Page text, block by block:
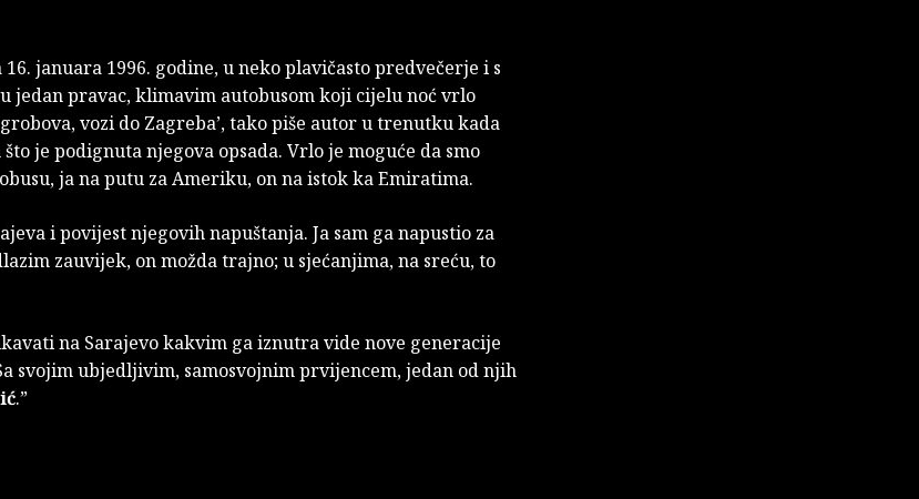
januara 1996. godine, u neko plavičasto predvečerje i s
jedan pravac, klimavim autobusom koji cijelu noć vrlo
vozi do Zagreba’, tako piše autor u trenutku kada
je podignuta njegova opsada. Vrlo je moguće da smo
ja na putu za Ameriku, on na istok ka Emiratima.
i povijest njegovih napuštanja. Ja sam ga napustio za
zauvijek, on možda trajno; u sjećanjima, na sreću, to
na Sarajevo kakvim ga iznutra vide nove generacije
svojim ubjedljivim, samosvojnim prvijencem, jedan od njih
.”